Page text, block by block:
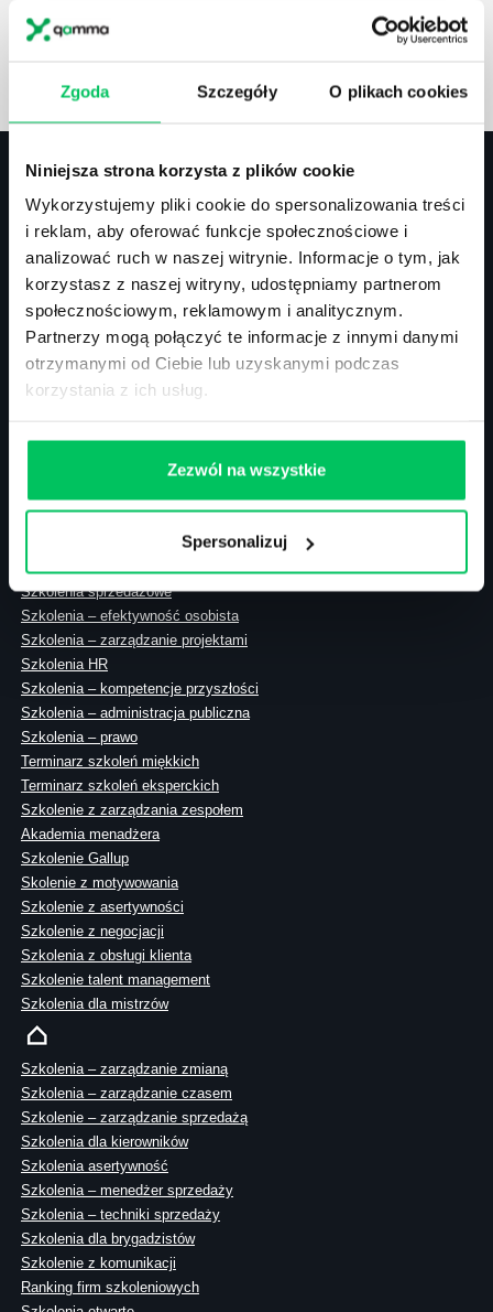
Zgoda Szczegóły O plikach cookies
Niniejsza strona korzysta z plików cookie
Wykorzystujemy pliki cookie do spersonalizowania treści
i reklam, aby oferować funkcje społecznościowe i
analizować ruch w naszej witrynie. Informacje o tym, jak
korzystasz z naszej witryny, udostępniamy partnerom
społecznościowym, reklamowym i analitycznym.
Partnerzy mogą połączyć te informacje z innymi danymi
otrzymanymi od Ciebie lub uzyskanymi podczas
korzystania z ich usług.
Zezwól na wszystkie
Spersonalizuj
ZAPYTAJ O NASZE ROZWIĄZANIA
Kontakt
tel.: 505 273 550
00-394 Warszawa
Szkolenia menedżerskie
Szkolenia sprzedażowe
Szkolenia – efektywność osobista
Szkolenia – zarządzanie projektami
Szkolenia HR
Szkolenia – kompetencje przyszłości
Szkolenia – administracja publiczna
Szkolenia – prawo
Terminarz szkoleń miękkich
Terminarz szkoleń eksperckich
Szkolenie z zarządzania zespołem
Akademia menadżera
Szkolenie Gallup
Skolenie z motywowania
Szkolenie z asertywności
Szkolenie z negocjacji
Szkolenia z obsługi klienta
Szkolenie talent management
Szkolenia dla mistrzów
Szkolenia – zarządzanie zmianą
Szkolenia – zarządzanie czasem
Szkolenie – zarządzanie sprzedażą
Szkolenia dla kierowników
Szkolenia asertywność
Szkolenia – menedżer sprzedaży
Szkolenia – techniki sprzedaży
Szkolenia dla brygadzistów
Szkolenie z komunikacji
Ranking firm szkoleniowych